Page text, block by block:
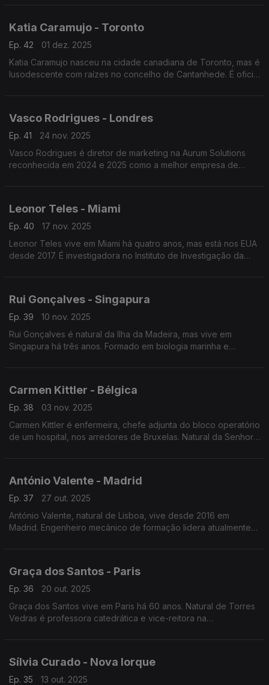
Katia Caramujo - Toronto
Ep. 42
01 dez. 2025
Katia Caramujo nasceu na cidade canadiana de Toronto, mas é
lusodescente com raízes no concelho de Cantanhede. É oficial
Vasco Rodrigues - Londres
Ep. 41
24 nov. 2025
Vasco Rodrigues é diretor de marketing na Aurum Solutions
reconhecida em 2024 e 2025 como a melhor empresa de
Leonor Teles - Miami
Ep. 40
17 nov. 2025
Leonor Teles vive em Miami há quatro anos, mas está nos EUA
desde 2017. É investigadora no Instituto de Investigação da
Rui Gonçalves - Singapura
Ep. 39
10 nov. 2025
Rui Gonçalves é natural da Ilha da Madeira, mas vive em
Singapura há três anos. Formado em biologia marinha e
Carmen Kittler - Bélgica
Ep. 38
03 nov. 2025
Carmen Kittler é enfermeira, chefe adjunta do bloco operatório
de um hospital, nos arredores de Bruxelas. Natural da Senhora
António Valente - Madrid
Ep. 37
27 out. 2025
António Valente, natural de Lisboa, vive desde 2016 em
Madrid. Engenheiro mecânico de formação lidera atualmente
Graça dos Santos - Paris
Ep. 36
20 out. 2025
Graça dos Santos vive em Paris há 60 anos. Natural de Torres
Vedras é professora catedrática e vice-reitora na
Sílvia Curado - Nova Iorque
Ep. 35
13 out. 2025